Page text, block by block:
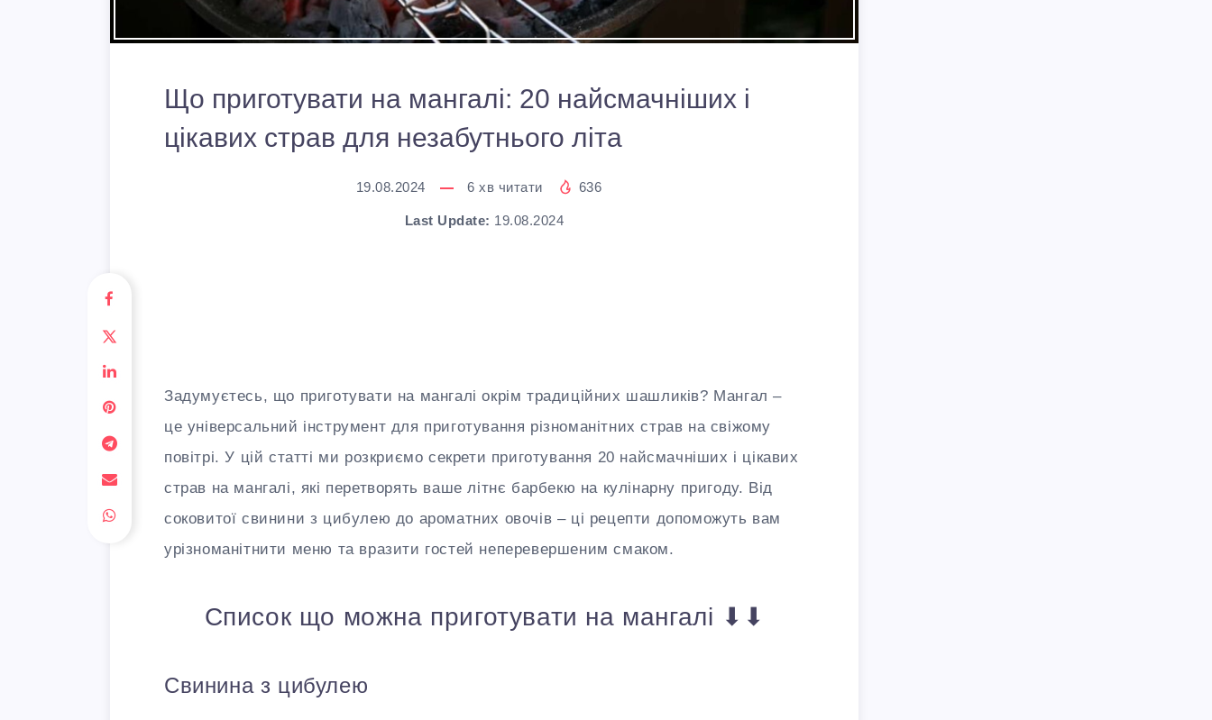
Що приготувати на мангалі: 20 найсмачніших і
цікавих страв для незабутнього літа
19.08.2024 6 хв читати 636
Last Update: 19.08.2024
Задумуєтесь, що приготувати на мангалі окрім традиційних шашликів? Мангал –
це універсальний інструмент для приготування різноманітних страв на свіжому
повітрі. У цій статті ми розкриємо секрети приготування 20 найсмачніших і цікавих
страв на мангалі, які перетворять ваше літнє барбекю на кулінарну пригоду. Від
соковитої свинини з цибулею до ароматних овочів – ці рецепти допоможуть вам
урізноманітнити меню та вразити гостей неперевершеним смаком.
Список що можна приготувати на мангалі ⬇⬇
Свинина з цибулею